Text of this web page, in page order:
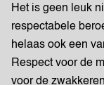
Het is geen leuk
respectabele
helaas ook een
Respect voor de
voor de